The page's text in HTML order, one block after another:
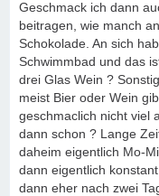
Geschmack ich dann
beitragen, wie manch
Schokolade. An sich
Schwimmbad und das
drei Glas Wein ?
meist Bier oder Wein
geschmaclich nicht viel
dann schon ? Lange
daheim eigentlich Mo-
dann eigentlich
dann eher nach zwei